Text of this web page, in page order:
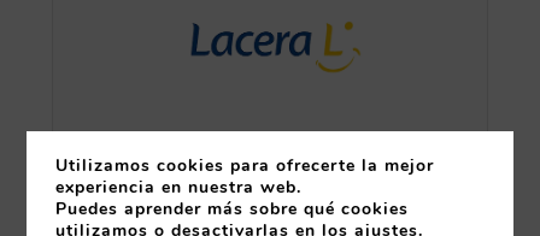
Utilizamos cookies para ofrecerte la mejor
experiencia en nuestra web.
Puedes aprender más sobre qué cookies
utilizamos o desactivarlas en losajustes.